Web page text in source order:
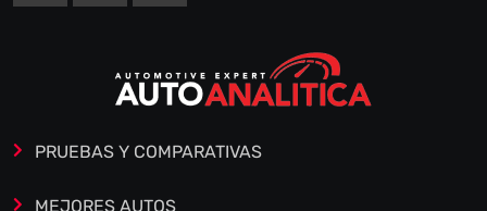
PRUEBAS Y COMPARATIVAS
MEJORES AUTOS